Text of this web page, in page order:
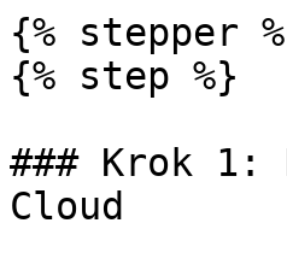
{% stepper
{% step %}
### Krok 1:
Cloud